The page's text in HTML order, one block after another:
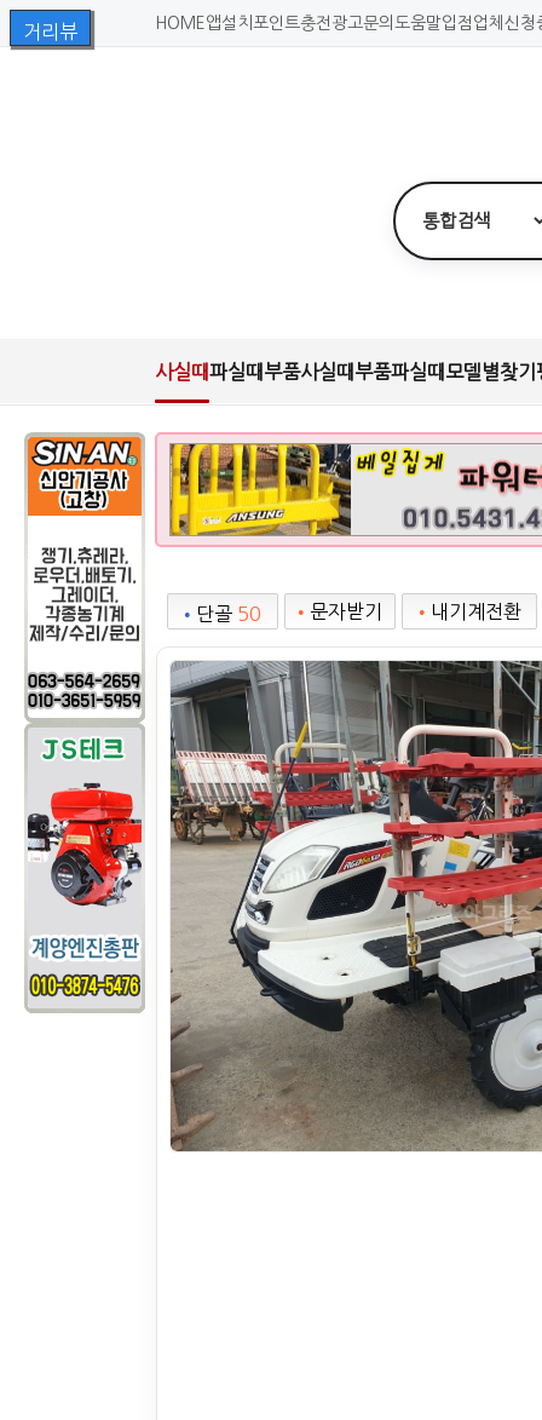
HOME 앱설치 포인트충전 광고문의 도움말입점업체신청
사실때파실때 부품사실때 부품파실때 모델별찾기
• 단골 50 • 문자받기 • 내기계전환